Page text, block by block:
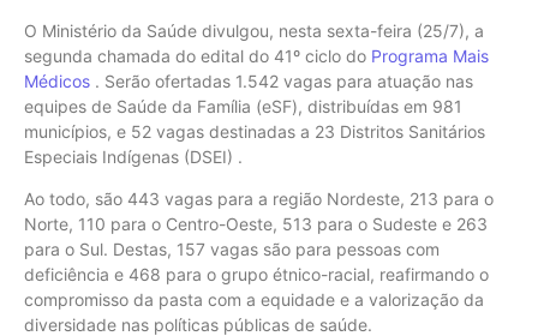
O Ministério da Saúde divulgou, nesta sexta-feira (25/7), a
segunda chamada do edital do 41º ciclo do Programa Mais
Médicos . Serão ofertadas 1.542 vagas para atuação nas
equipes de Saúde da Família (eSF), distribuídas em 981
municípios, e 52 vagas destinadas a 23 Distritos Sanitários
Especiais Indígenas (DSEI) .
Ao todo, são 443 vagas para a região Nordeste, 213 para o
Norte, 110 para o Centro-Oeste, 513 para o Sudeste e 263
para o Sul. Destas, 157 vagas são para pessoas com
deficiência e 468 para o grupo étnico-racial, reafirmando o
compromisso da pasta com a equidade e a valorização da
diversidade nas políticas públicas de saúde.